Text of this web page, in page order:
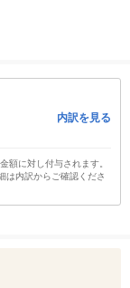
内訳を見る
額に対し付与されます。
は内訳からご確認くださ